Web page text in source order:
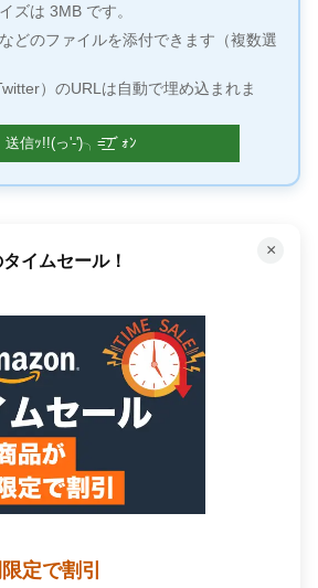
ズは 3MB です。
どのファイルを添付できます（複数選
）のURLは自動で埋め込まれま
×
を有効活用
オブック